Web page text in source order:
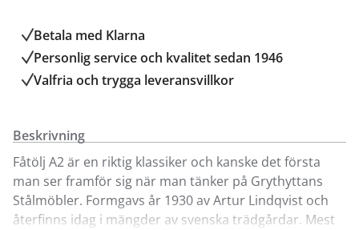
Betala med Klarna
Personlig service och kvalitet sedan 1946
Valfria och trygga leveransvillkor
Beskrivning
Fåtölj A2 är en riktig klassiker och kanske det första
man ser framför sig när man tänker på Grythyttans
Stålmöbler. Formgavs år 1930 av Artur Lindqvist och
återfinns idag i mängder av svenska trädgårdar. Mest